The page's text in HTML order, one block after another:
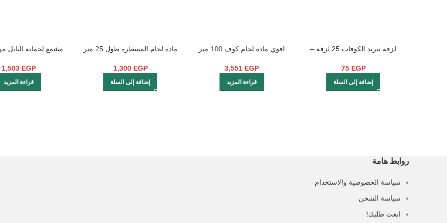
لزقة تبريد الكوفات 25 لزقة –
75 EGP
إضافة إلى السلة
اقوي مادة لحام كوف 100 متر
3,551 EGP
قراءة المزيد
مادة لحام المسطرة طول 25 متر
1,300 EGP
إضافة إلى السلة
مشمع لحماية البانل
بوصه1,503 EGP
قراءة المزيد
روابط هامة
سياسة الخصوصية والاستخدام
سياسة الشحن
ابعت طلبك!